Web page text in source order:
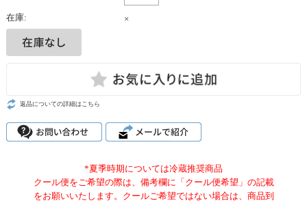
在庫: ×
返品についての詳細はこちら
*夏季時期については冷蔵推奨商品
クール便をご希望の際は、備考欄に「クール便希望」の記載
をお願いいたします。クールご希望ではない場合は、商品到